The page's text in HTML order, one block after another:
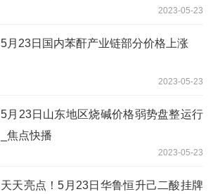
2023-05-23
5月23日国内苯酐产业链部分价格上涨
2023-05-23
5月23日山东地区烧碱价格弱势盘整运行
_焦点快播
2023-05-23
天天亮点！5月23日华鲁恒升己二酸挂牌